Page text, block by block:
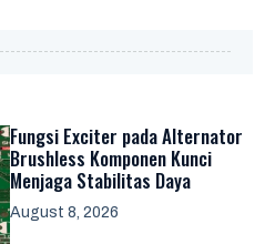
Fungsi Exciter pada Alternator
Brushless Komponen Kunci
Menjaga Stabilitas Daya
August 8, 2026